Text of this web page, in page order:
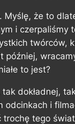
Myślę, że to
i czerpaliśmy
twórców,
później,
to jest?
dokładnej,
i
tego